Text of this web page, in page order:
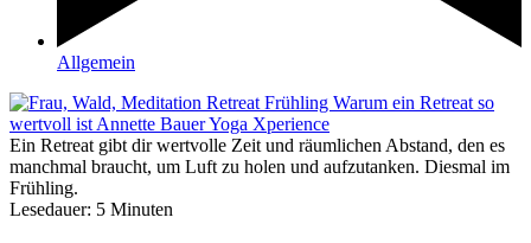
Allgemein
Ein Retreat gibt dir wertvolle Zeit und räumlichen Abstand, den es
manchmal braucht, um Luft zu holen und aufzutanken. Diesmal im
Frühling.
Lesedauer: 5 Minuten